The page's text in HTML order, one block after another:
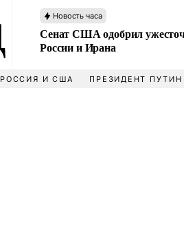
Новость часа
Сенат США одобрил
России и Ирана
РОССИЯ И США ПРЕЗИДЕНТ ПУТИН